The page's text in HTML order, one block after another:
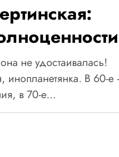
не удостаивалась!
инопланетянка. В 60-
в 70-е…